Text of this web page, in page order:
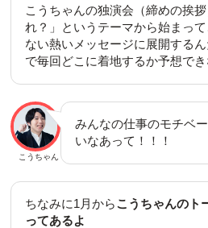
こうちゃんの独演会（締めの挨
れ？」というテーマから始まっ
ない熱いメッセージに展開する
で毎回どこに着地するか予想でき
こうちゃん
みんなの仕事のモチベ
いなあって！！！
ちなみに1月からこうちゃんのト
ってあるよ